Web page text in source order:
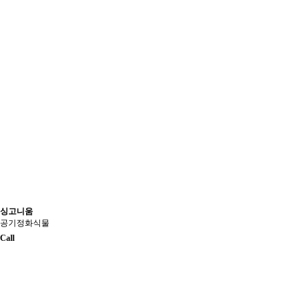
싱고니움
공기정화식물
Call